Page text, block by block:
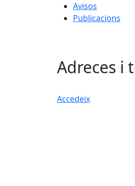
Avisos
Publicacions
Adreces i
Accedeix